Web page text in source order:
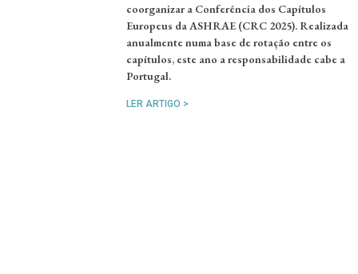
coorganizar a Conferência dos Capítulos
Europeus da ASHRAE (CRC 2025). Realizada
anualmente numa base de rotação entre os
capítulos, este ano a responsabilidade cabe a
Portugal.
LER ARTIGO >